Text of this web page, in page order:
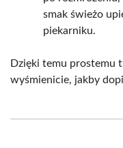
smak świeżo
piekarniku.
Dzięki temu prostemu
wyśmienicie, jakby